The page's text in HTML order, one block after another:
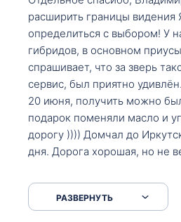
расширить границы видения
определиться с выбором! У
гибридов, в основном
спрашивает, что за зверь
сервис, был приятно
20 июня, получить можно
подарок поменяли масло и
дорогу )))) Домчал до
дня. Дорога хорошая, но не
серпантинах по пути
РАЗВЕРНУТЬ